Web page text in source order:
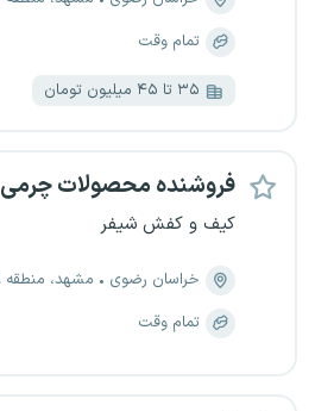
تمام وقت
۳۵ تا ۴۵ میلیون تومان
فروشنده محصولات چرمی
کیف و کفش شیفر
خراسان رضوی
مشهد، منطقه ۸، سعدی
تمام وقت